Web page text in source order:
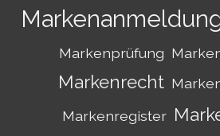
Markenprüfung
Markenrecht
Markenregister